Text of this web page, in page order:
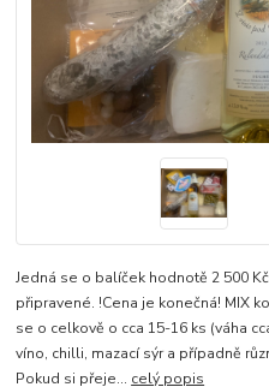
Jedná se o balíček hodnotě 2 500
připravené. !Cena je konečná! MIX
se o celkově o cca 15-16 ks (váha
víno, chilli, mazací sýr a případně
Pokud si přeje... celý popis